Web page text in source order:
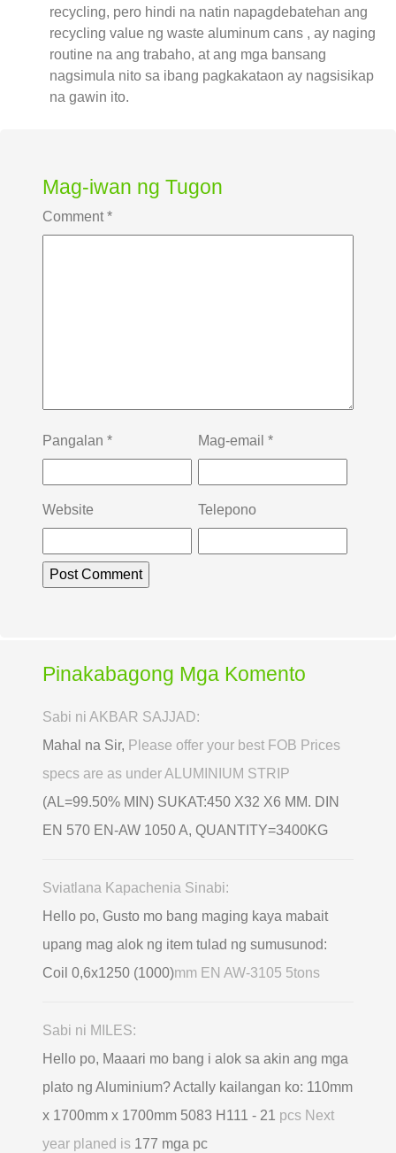
recycling, pero hindi na natin napagdebatehan ang
recycling value ng waste aluminum cans , ay naging
routine na ang trabaho, at ang mga bansang
nagsimula nito sa ibang pagkakataon ay nagsisikap
na gawin ito.
Mag-iwan ng Tugon
Comment*
Pangalan * Mag-email *
Website Telepono
Pinakabagong Mga Komento
Sabi ni AKBAR SAJJAD:
Mahal na Sir, Please offer your best FOB Prices
specs are as under ALUMINIUM STRIP
(AL=99.50% MIN) SUKAT:450 X32 X6 MM. DIN
EN 570 EN-AW 1050 A, QUANTITY=3400KG
Sviatlana Kapachenia Sinabi:
Hello po, Gusto mo bang maging kaya mabait
upang mag alok ng item tulad ng sumusunod:
Coil 0,6х1250 (1000)mm EN AW-3105 5tons
Sabi ni MILES:
Hello po, Maaari mo bang i alok sa akin ang mga
plato ng Aluminium? Actally kailangan ko: 110mm
x 1700mm x 1700mm 5083 H111 - 21 pcs Next
year planed is 177 mga pc